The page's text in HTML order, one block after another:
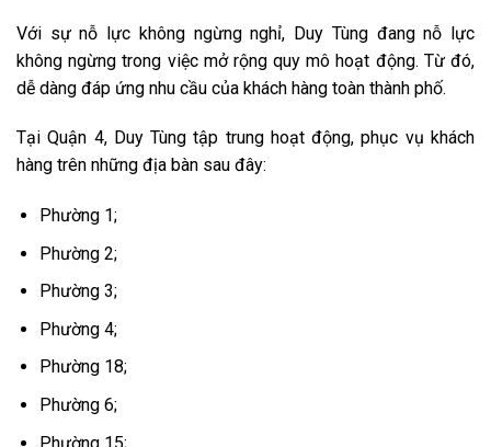
Với sự nỗ lực không ngừng nghỉ, Duy Tùng đang nỗ lực
không ngừng trong việc mở rộng quy mô hoạt động. Từ đó,
dễ dàng đáp ứng nhu cầu của khách hàng toàn thành phố.
Tại Quận 4, Duy Tùng tập trung hoạt động, phục vụ khách
hàng trên những địa bàn sau đây:
Phường 1;
Phường 2;
Phường 3;
Phường 4;
Phường 18;
Phường 6;
Phường 15;